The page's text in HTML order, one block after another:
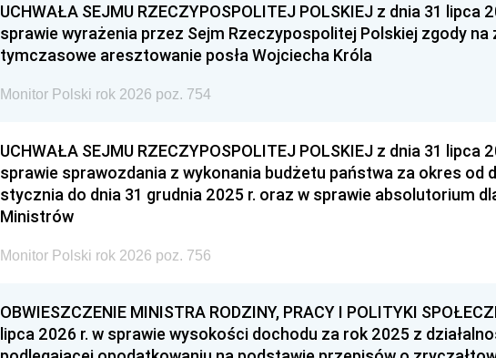
UCHWAŁA SEJMU RZECZYPOSPOLITEJ POLSKIEJ z dnia 31 lipca
sprawie wyrażenia przez Sejm Rzeczypospolitej Polskiej zgody
tymczasowe aresztowanie posła Wojciecha Króla
Monitor Polski rok 2026 poz. 754
UCHWAŁA SEJMU RZECZYPOSPOLITEJ POLSKIEJ z dnia 31 lipca
sprawie sprawozdania z wykonania budżetu państwa za okres od
stycznia do dnia 31 grudnia 2025 r. oraz w sprawie absolutorium
Ministrów
Monitor Polski rok 2026 poz. 756
OBWIESZCZENIE MINISTRA RODZINY, PRACY I POLITYKI
lipca 2026 r. w sprawie wysokości dochodu za rok 2025 z